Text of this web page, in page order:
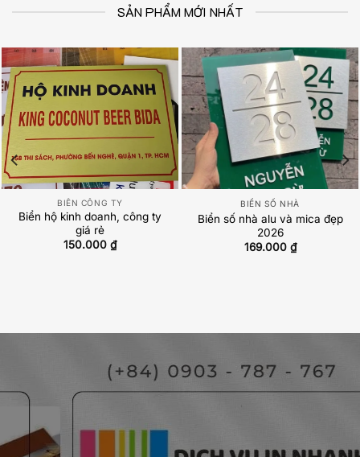
SẢN PHẨM MỚI NHẤT
BIỂN CÔNG TY
Biển hộ kinh doanh, công ty
giá rẻ
150.000 ₫
BIỂN SỐ NHÀ
Biển số nhà alu và mica đẹp
2026
169.000 ₫